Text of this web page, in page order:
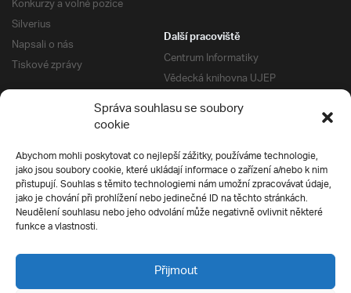
Správa souhlasu se soubory
cookie
Abychom mohli poskytovat co nejlepší zážitky, používáme technologie,
jako jsou soubory cookie, které ukládají informace o zařízení a/nebo k nim
přistupují. Souhlas s těmito technologiemi nám umožní zpracovávat údaje,
jako je chování při prohlížení nebo jedinečné ID na těchto stránkách.
Neudělení souhlasu nebo jeho odvolání může negativně ovlivnit některé
funkce a vlastnosti.
Přijmout
Silverius
Napsali o nás
Tiskové zprávy
Další pracoviště
Centrum Informatiky
Vědecká knihovna UJEP
Správa kolejí a menz
Univerzitní centrum podpory
Silverius
Pro uchazeče
Přijímací řízení
E-prihlaska
Přípravné kurzy
Ochrana soukromí